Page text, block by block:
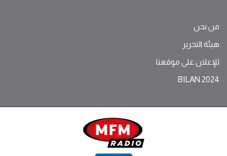
من نحن
هيئة التحرير
للإعلان على موقعنا
BILAN 2024